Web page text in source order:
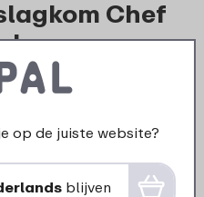
Chef
op de juiste website?
blijven